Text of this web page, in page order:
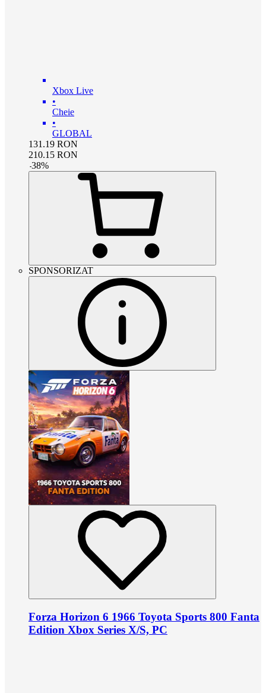
Xbox Live
•
Cheie
•
GLOBAL
131.19 RON
210.15 RON
-38%
SPONSORIZAT
Forza Horizon 6 1966 Toyota Sports 800 Fanta
Edition Xbox Series X/S, PC